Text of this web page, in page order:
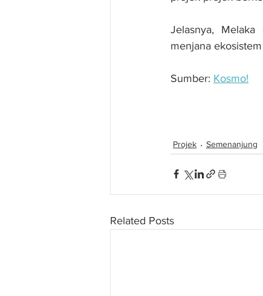
Jelasnya,
menjana
Sumber: Kosmo!
Projek Semenanjung
Related Posts